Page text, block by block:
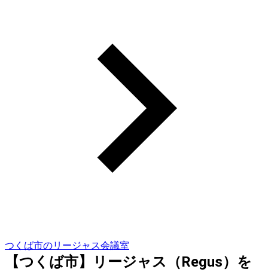
つくば市のリージャス会議室
【つくば市】リージャス（Regus）を